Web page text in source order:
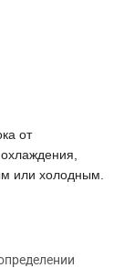
от
или холодным.